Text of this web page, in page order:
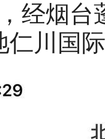
经烟台
仁川国